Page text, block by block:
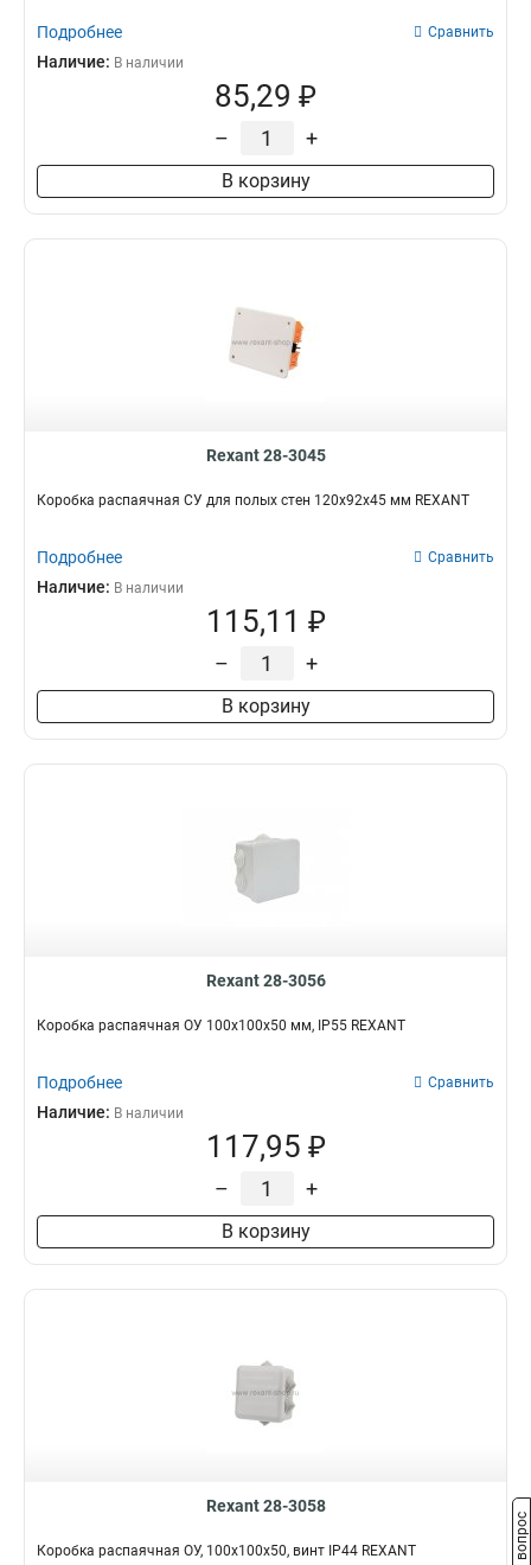
Подробнее Сравнить
Наличие: В наличии
85,29 ₽
– +
В корзину
Rexant 28-3045
Коробка распаячная СУ для полых стен 120х92х45 мм REXANT
Подробнее Сравнить
Наличие: В наличии
115,11 ₽
– +
В корзину
Rexant 28-3056
Коробка распаячная ОУ 100x100x50 мм, IP55 REXANT
Подробнее Сравнить
Наличие: В наличии
117,95 ₽
– +
В корзину
Rexant 28-3058
Коробка распаячная ОУ, 100x100x50, винт IP44 REXANT